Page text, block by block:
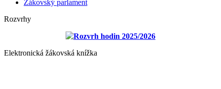
Žákovský parlament
Rozvrhy
Rozvrh hodin 2025/2026
Elektronická žákovská knížka